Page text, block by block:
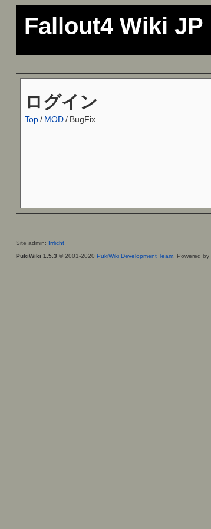
Fallout4 Wiki JP
ログイン
Top/ MOD/ BugFix
Site admin: Irrlicht
PukiWiki 1.5.3 © 2001-2020 PukiWiki Development Team. Powered by